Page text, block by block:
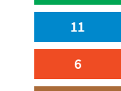
11
6